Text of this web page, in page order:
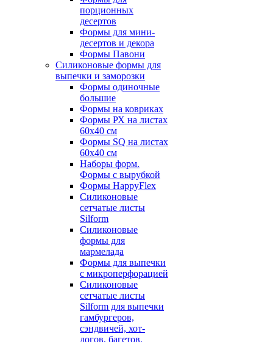
порционных
десертов
Формы для мини-
десертов и декора
Формы Павони
Силиконовые формы для
выпечки и заморозки
Формы одиночные
большие
Формы на ковриках
Формы РХ на листах
60х40 см
Формы SQ на листах
60х40 см
Наборы форм.
Формы с вырубкой
Формы HappyFlex
Силиконовые
сетчатые листы
Silform
Силиконовые
формы для
мармелада
Формы для выпечки
с микроперфорацией
Силиконовые
сетчатые листы
Silform для выпечки
гамбургеров,
сэндвичей, хот-
догов, багетов.